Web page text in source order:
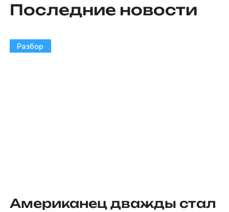
Последние новости
Разбор
Американец дважды стал